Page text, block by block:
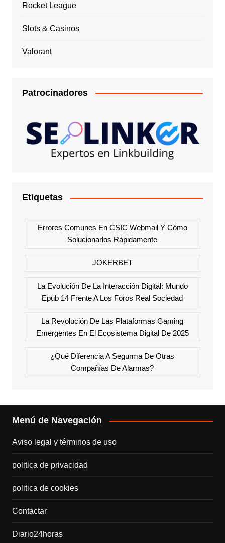
Rocket League
Slots & Casinos
Valorant
Patrocinadores
Etiquetas
Errores Comunes En CSIC Webmail Y Cómo
Solucionarlos Rápidamente
JOKERBET
La Evolución De La Interacción Digital: Mundo
Epub 14 Frente A Los Foros Real Sociedad
La Revolución De Las Plataformas Gaming
Emergentes En El Ecosistema Digital De 2025
¿Qué Diferencia A Segurma De Otras
Compañías De Alarmas?
Menú de Navegación
Aviso legal y términos de uso
politica de privacidad
politica de cookies
Contactar
Diario24horas